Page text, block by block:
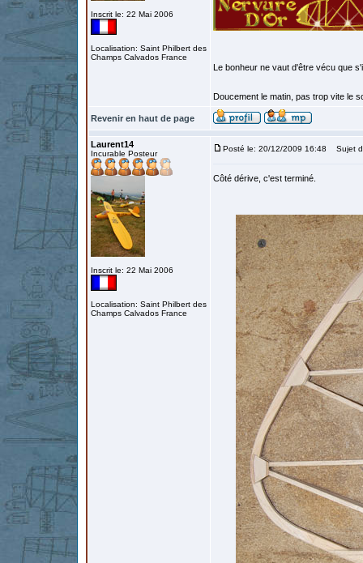
Inscrit le: 22 Mai 2006
Localisation: Saint Philbert des
Champs Calvados France
Le bonheur ne vaut d'être vécu que
Doucement le matin, pas trop vite le
Revenir en haut de page
Laurent14
Incurable Posteur
Inscrit le: 22 Mai 2006
Localisation: Saint Philbert des
Champs Calvados France
Posté le: 20/12/2009 16:48 Sujet
Côté dérive, c'est terminé.